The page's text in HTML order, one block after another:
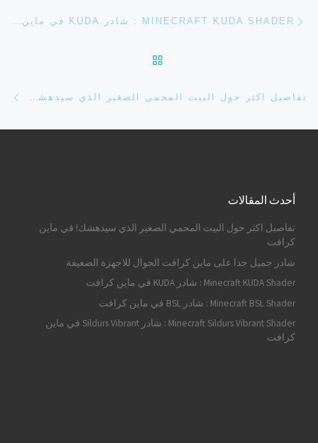
تصفح التدوينة MINECRAFT KUDA SHADER : شادر KUDA في ماين كرافت
BACK TO POST LIST
تفاصيل اكثر حول البيت المحمي الصغير الذي سيدهشك! في ماين كرافت
أحدث المقالات
تفاصيل اكثر حول البيت المحمي الصغير الذي سيدهشك! في ماين
كرافت
شادر جميل جدا على ماين كرافت الجوال للاجهزة الضعيفة
Minecraft KUDA Shader : شادر KUDA في ماين كرافت
Minecraft BSL Shader : شادر BSL في ماين كرافت
Minecraft Sildurs Vibrant Shader : شادر Sildurs Vibrant في ماين
كرافت